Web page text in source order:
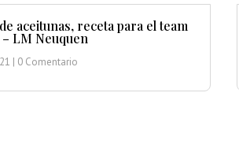
aceitunas, receta para el team
– LM Neuquen
| 0 Comentario